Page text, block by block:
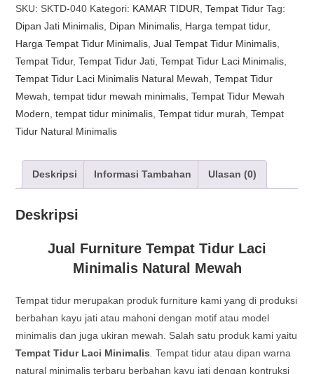
SKU: SKTD-040 Kategori: KAMAR TIDUR ,Tempat Tidur Tag:
Dipan Jati Minimalis Dipan Minimalis Harga tempat tidur,
Harga Tempat Tidur Minimalis ,Jual Tempat Tidur Minimalis
Tempat Tidur,Tempat Tidur Jati ,Tempat Tidur Laci Minimalis
Tempat Tidur Laci Minimalis Natural Mewah ,Tempat Tidur
Mewah ,tempat tidur mewah minimalis ,Tempat Tidur Mewah
Modern ,tempat tidur minimalis ,Tempat tidur murah ,Tempat
Tidur Natural Minimalis
Deskripsi Informasi Tambahan Ulasan (0)
Deskripsi
Jual Furniture Tempat Tidur Laci
Minimalis Natural Mewah
Tempat tidur merupakan produk furniture kami yang di produksi
berbahan kayu jati atau mahoni dengan motif atau model
minimalis dan juga ukiran mewah. Salah satu produk kami yaitu
Tempat Tidur Laci Minimalis Tempat tidur atau dipan warna
natural minimalis terbaru berbahan kayu jati dengan kontruksi